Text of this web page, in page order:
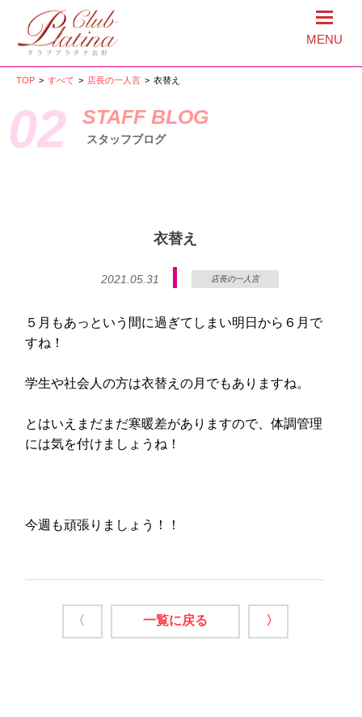
MENU
TOP > すべて > 店長の一人言 > 衣替え
02 STAFF BLOG
スタッフブログ
衣替え
2021.05.31 店長の一人言
５月もあっという間に過ぎてしまい明日から６月で
すね！
学生や社会人の方は衣替えの月でもありますね。
とはいえまだまだ寒暖差がありますので、体調管理
には気を付けましょうね！
今週も頑張りましょう！！
〈 一覧に戻る 〉